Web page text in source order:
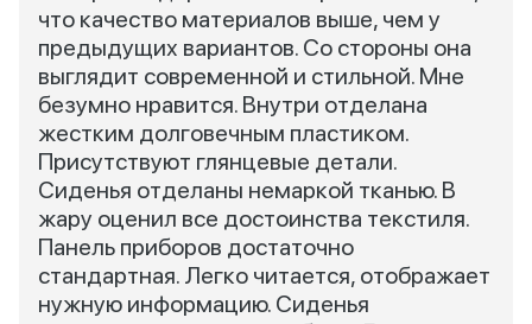
что качество материалов выше, чем у
предыдущих вариантов. Со стороны она
выглядит современной и стильной. Мне
безумно нравится. Внутри отделана
жестким долговечным пластиком.
Присутствуют глянцевые детали.
Сиденья отделаны немаркой тканью. В
жару оценил все достоинства текстиля.
Панель приборов достаточно
стандартная. Легко читается, отображает
нужную информацию. Сиденья